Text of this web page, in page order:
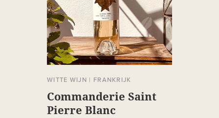
WITTE WIJN | FRANKRIJK
Commanderie Saint
Pierre Blanc